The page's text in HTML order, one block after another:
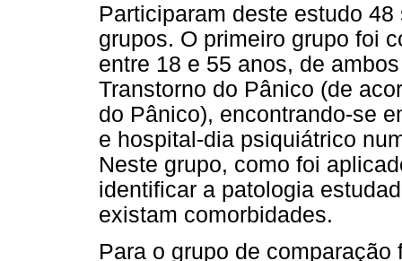
Participaram deste estudo
grupos. O primeiro grupo foi
entre 18 e 55 anos, de
Transtorno do Pânico (de
do Pânico), encontrando-se
e hospital-dia psiquiátrico
Neste grupo, como foi
identificar a patologia
existam comorbidades.
Para o grupo de